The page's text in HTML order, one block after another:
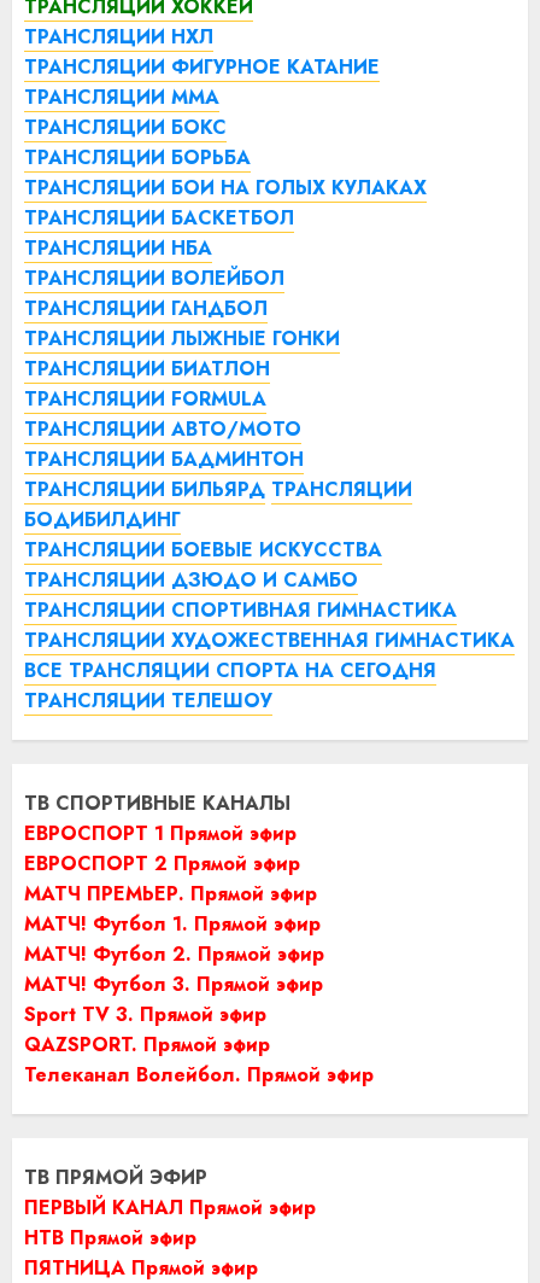
ТРАНСЛЯЦИИ ХОККЕЙ
ТРАНСЛЯЦИИ НХЛ
ТРАНСЛЯЦИИ ФИГУРНОЕ КАТАНИЕ
ТРАНСЛЯЦИИ ММА
ТРАНСЛЯЦИИ БОКС
ТРАНСЛЯЦИИ БОРЬБА
ТРАНСЛЯЦИИ БОИ НА ГОЛЫХ КУЛАКАХ
ТРАНСЛЯЦИИ БАСКЕТБОЛ
ТРАНСЛЯЦИИ НБА
ТРАНСЛЯЦИИ ВОЛЕЙБОЛ
ТРАНСЛЯЦИИ ГАНДБОЛ
ТРАНСЛЯЦИИ ЛЫЖНЫЕ ГОНКИ
ТРАНСЛЯЦИИ БИАТЛОН
ТРАНСЛЯЦИИ FORMULA
ТРАНСЛЯЦИИ АВТО/МОТО
ТРАНСЛЯЦИИ БАДМИНТОН
ТРАНСЛЯЦИИ БИЛЬЯРД ТРАНСЛЯЦИИ
БОДИБИЛДИНГ
ТРАНСЛЯЦИИ БОЕВЫЕ ИСКУССТВА
ТРАНСЛЯЦИИ ДЗЮДО И САМБО
ТРАНСЛЯЦИИ СПОРТИВНАЯ ГИМНАСТИКА
ТРАНСЛЯЦИИ ХУДОЖЕСТВЕННАЯ ГИМНАСТИКА
ВСЕ ТРАНСЛЯЦИИ СПОРТА НА СЕГОДНЯ
ТРАНСЛЯЦИИ ТЕЛЕШОУ
ТВ СПОРТИВНЫЕ КАНАЛЫ
ЕВРОСПОРТ 1 Прямой эфир
ЕВРОСПОРТ 2 Прямой эфир
МАТЧ ПРЕМЬЕР. Прямой эфир
МАТЧ! Футбол 1. Прямой эфир
МАТЧ! Футбол 2. Прямой эфир
МАТЧ! Футбол 3. Прямой эфир
Sport TV 3. Прямой эфир
QAZSPORT. Прямой эфир
Телеканал Волейбол. Прямой эфир
ТВ ПРЯМОЙ ЭФИР
ПЕРВЫЙ КАНАЛ Прямой эфир
НТВ Прямой эфир
ПЯТНИЦА Прямой эфир